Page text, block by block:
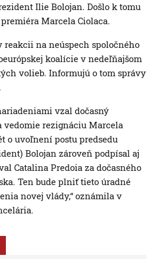
Ilie Bolojan. Došlo k tomu
Marcela Ciolaca.
na neúspech spoločného
koalície v nedeľňajšom
volieb. Informujú o tom správy
vzal dočasný
vedomie rezignáciu Marcela
o uvoľnení postu predsedu
Bolojan zároveň podpísal aj
Catalina Predoia za dočasného
Ten bude plniť tieto úradné
novej vlády,“ oznámila v